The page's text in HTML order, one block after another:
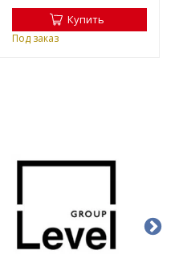
Купить
Под заказ